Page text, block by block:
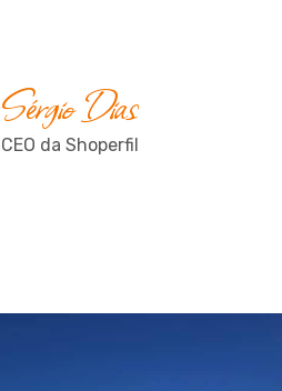
Sérgio Dias
CEO da Shoperfil